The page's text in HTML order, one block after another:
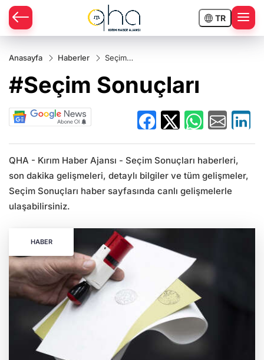
TR
Anasayfa Haberler
Seçim
#Seçim Sonuçları
QHA - Kırım Haber Ajansı - Seçim Sonuçları haberleri,
son dakika gelişmeleri, detaylı bilgiler ve tüm gelişmeler,
Seçim Sonuçları haber sayfasında canlı gelişmelerle
ulaşabilirsiniz.
HABER